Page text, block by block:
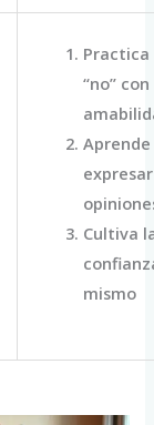
Practica
“no” con
Aprende
Cultiva
mismo